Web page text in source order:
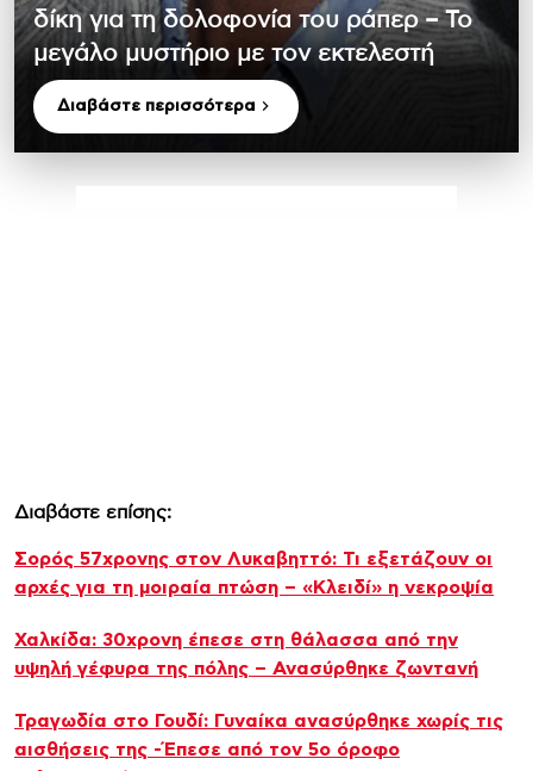
δίκη για τη δολοφονία του ράπερ – Το
μεγάλο μυστήριο με τον εκτελεστή
Διαβάστε περισσότερα
Διαβάστε επίσης:
Σορός 57χρονης στον Λυκαβηττό: Τι εξετάζουν οι
αρχές για τη μοιραία πτώση – «Κλειδί» η νεκροψία
Χαλκίδα: 30χρονη έπεσε στη θάλασσα από την
υψηλή γέφυρα της πόλης – Ανασύρθηκε ζωντανή
Τραγωδία στο Γουδί: Γυναίκα ανασύρθηκε χωρίς τις
αισθήσεις της -Έπεσε από τον 5ο όροφο